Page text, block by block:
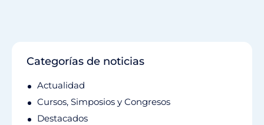
Categorías de noticias
Actualidad
Cursos, Simposios y Congresos
Destacados